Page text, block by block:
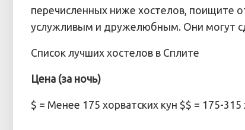
перечисленных ниже хостелов, поищите
услужливым и дружелюбным. Они могут
Список лучших хостелов в Сплите
Цена (за ночь)
$ = Менее 175 хорватских кун $$ = 175-